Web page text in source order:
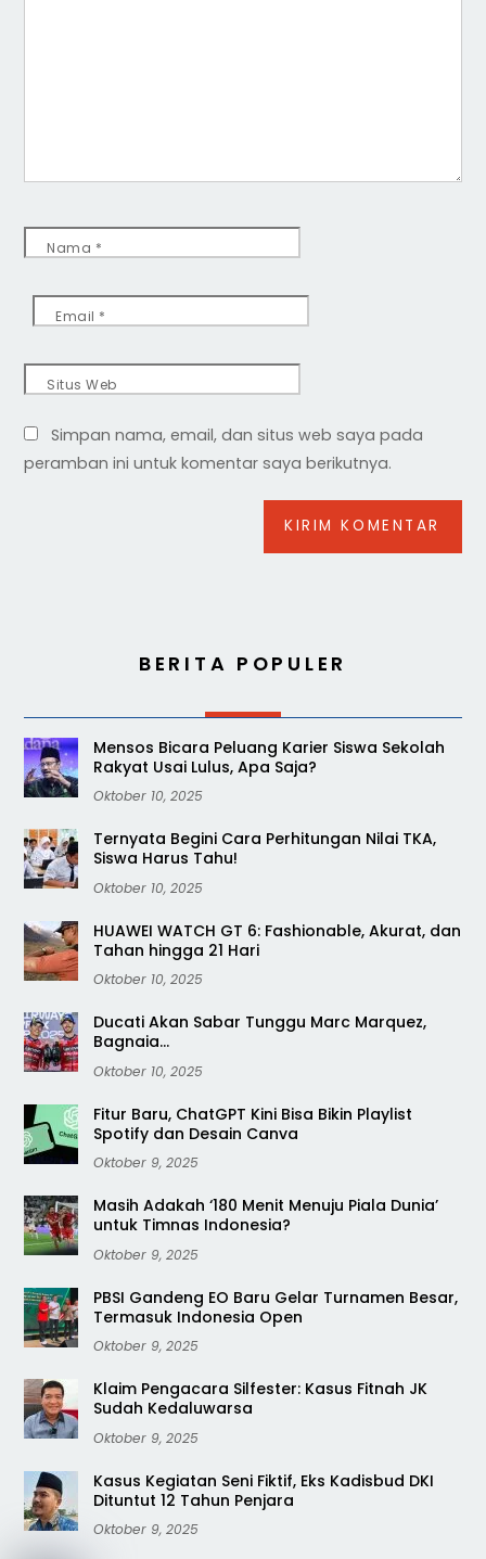
Nama *
Email *
Situs Web
Simpan nama, email, dan situs web saya pada
peramban ini untuk komentar saya berikutnya.
BERITA POPULER
Mensos Bicara Peluang Karier Siswa Sekolah
Rakyat Usai Lulus, Apa Saja?
Oktober 10, 2025
Ternyata Begini Cara Perhitungan Nilai TKA,
Siswa Harus Tahu!
Oktober 10, 2025
HUAWEI WATCH GT 6: Fashionable, Akurat, dan
Tahan hingga 21 Hari
Oktober 10, 2025
Ducati Akan Sabar Tunggu Marc Marquez,
Bagnaia…
Oktober 10, 2025
Fitur Baru, ChatGPT Kini Bisa Bikin Playlist
Spotify dan Desain Canva
Oktober 9, 2025
Masih Adakah ‘180 Menit Menuju Piala Dunia’
untuk Timnas Indonesia?
Oktober 9, 2025
PBSI Gandeng EO Baru Gelar Turnamen Besar,
Termasuk Indonesia Open
Oktober 9, 2025
Klaim Pengacara Silfester: Kasus Fitnah JK
Sudah Kedaluwarsa
Oktober 9, 2025
Kasus Kegiatan Seni Fiktif, Eks Kadisbud DKI
Dituntut 12 Tahun Penjara
Oktober 9, 2025